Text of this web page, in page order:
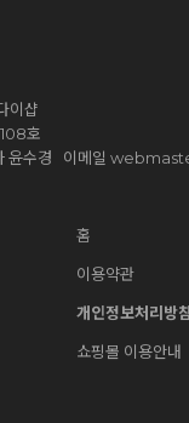
이샵
호
윤수경 이메일
홈
이용약관
개인정보처리방침
쇼핑몰 이용안내